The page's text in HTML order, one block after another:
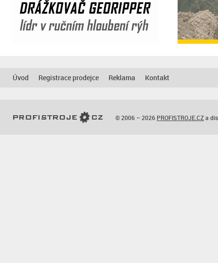
Úvod Registrace prodejce Reklama Kontakt
© 2006 – 2026 PROFISTROJE.CZa